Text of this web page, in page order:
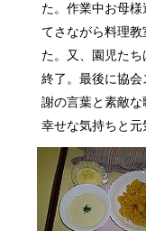
た。作業中お母
てさながら料理
た。又、園児た
終了。最後に協
謝の言葉と素敵
幸せな気持ちと元